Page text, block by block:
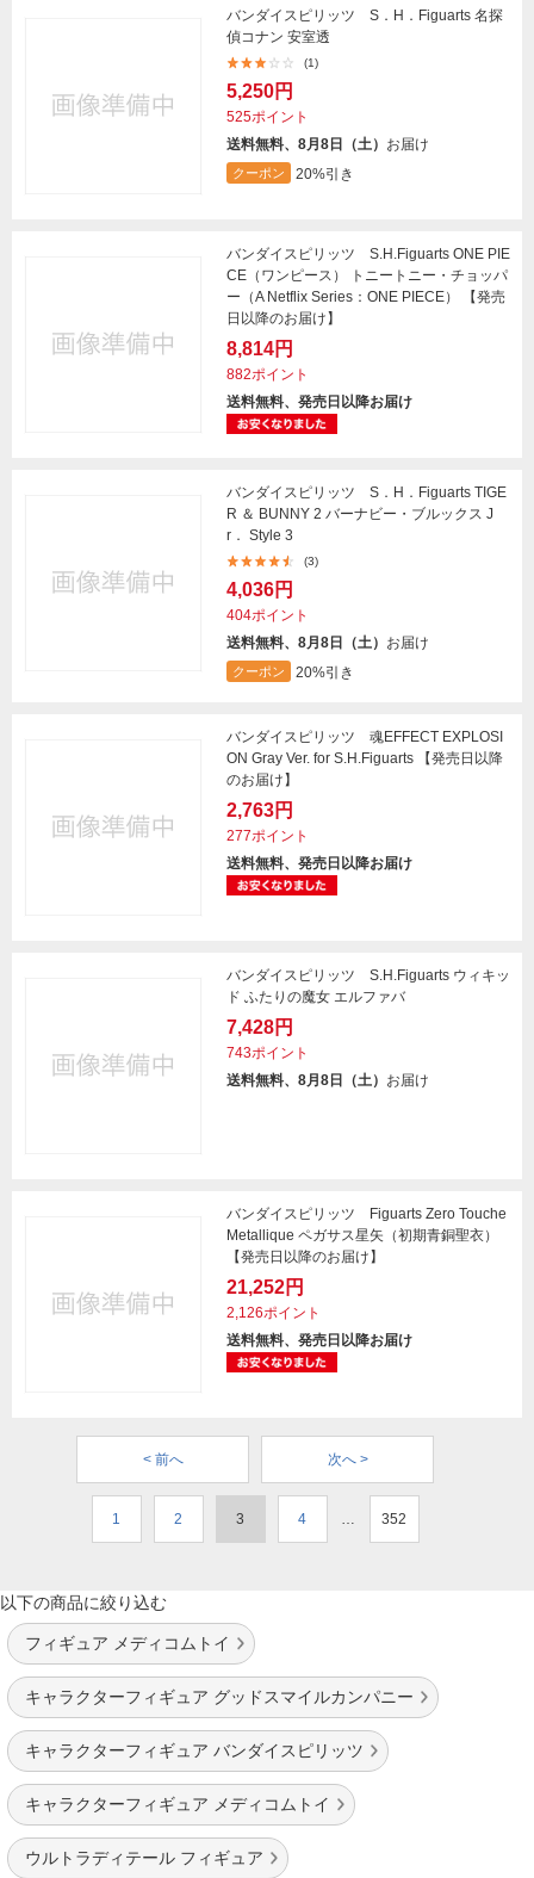
バンダイスピリッツ S．H．Figuarts 名探
偵コナン 安室透
(1)
5,250円
525ポイント
送料無料、8月8日（土） お届け
クーポン 20%引き
バンダイスピリッツ S.H.Figuarts ONE PIE
CE（ワンピース） トニートニー・チョッパ
ー（A Netflix Series：ONE PIECE） 【発売
日以降のお届け】
8,814円
882ポイント
送料無料、発売日以降お届け
バンダイスピリッツ S．H．Figuarts TIGE
R ＆ BUNNY 2 バーナビー・ブルックス J
r． Style 3
(3)
4,036円
404ポイント
送料無料、8月8日（土） お届け
クーポン 20%引き
バンダイスピリッツ 魂EFFECT EXPLOSI
ON Gray Ver. for S.H.Figuarts 【発売日以降
のお届け】
2,763円
277ポイント
送料無料、発売日以降お届け
バンダイスピリッツ S.H.Figuarts ウィキッ
ド ふたりの魔女 エルファバ
7,428円
743ポイント
送料無料、8月8日（土） お届け
バンダイスピリッツ Figuarts Zero Touche
Metallique ペガサス星矢（初期青銅聖衣）
【発売日以降のお届け】
21,252円
2,126ポイント
送料無料、発売日以降お届け
< 前へ 次へ >
1 2 3 4 352
以下の商品に絞り込む
フィギュア メディコムトイ
キャラクターフィギュア グッドスマイルカンパニー
キャラクターフィギュア バンダイスピリッツ
キャラクターフィギュア メディコムトイ
ウルトラディテール フィギュア